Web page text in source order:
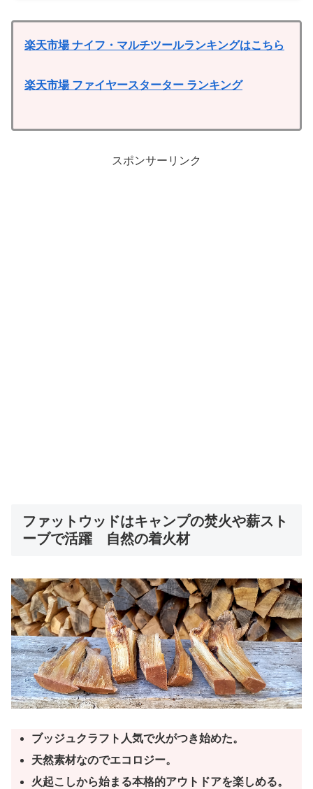
楽天市場 ナイフ・マルチツールランキングはこちら
楽天市場 ファイヤースターター ランキング
スポンサーリンク
ファットウッドはキャンプの焚火や薪スト
ーブで活躍 自然の着火材
ブッジュクラフト人気で火がつき始めた。
天然素材なのでエコロジー。
火起こしから始まる本格的アウトドアを楽しめる。